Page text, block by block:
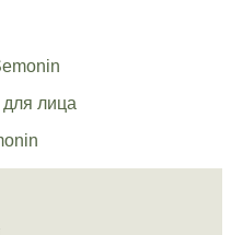
лица